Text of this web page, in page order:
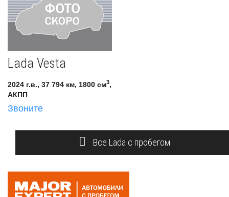
Lada Vesta
2024 г.в., 37 794 км, 1800 см3,
АКПП
Звоните
Все Lada с пробегом